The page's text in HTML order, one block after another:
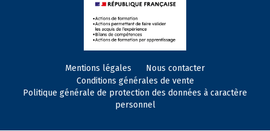
Mentions légales
Nous contacter
Conditions générales de vente
Politique générale de protection des données à caractère
personnel